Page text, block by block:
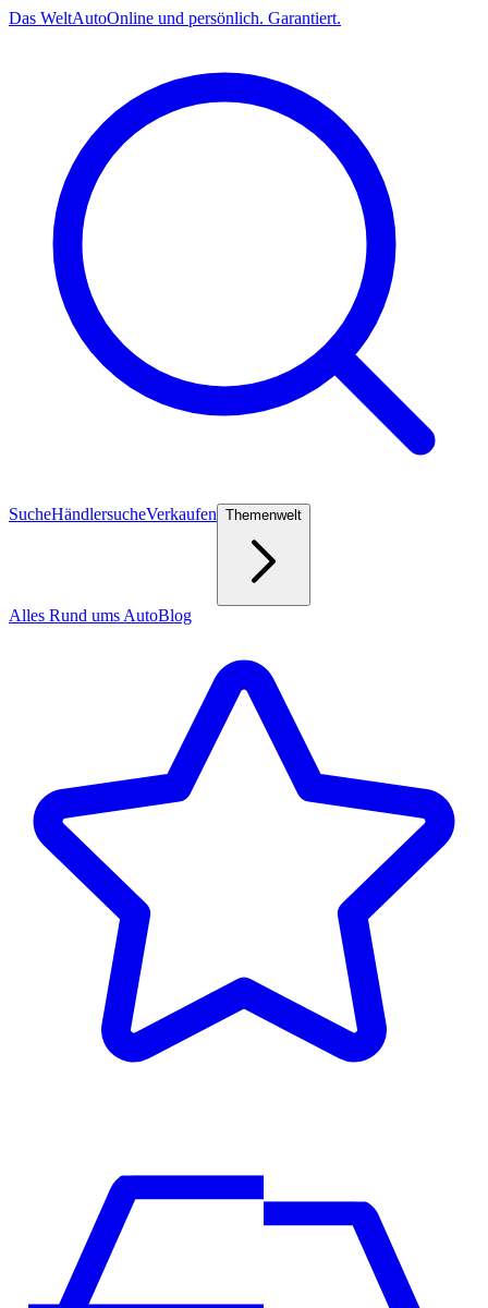
Das WeltAutoOnline und persönlich. Garantiert.
SucheHändlersucheVerkaufen Themenwelt
Alles Rund ums AutoBlog